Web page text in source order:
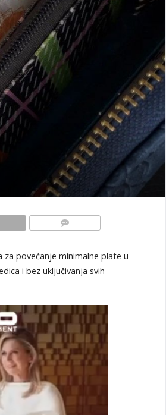
za povećanje minimalne plate u
i bez uključivanja svih